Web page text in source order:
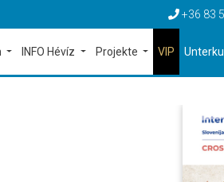
+36 83
INFO Hévíz Projekte VIP